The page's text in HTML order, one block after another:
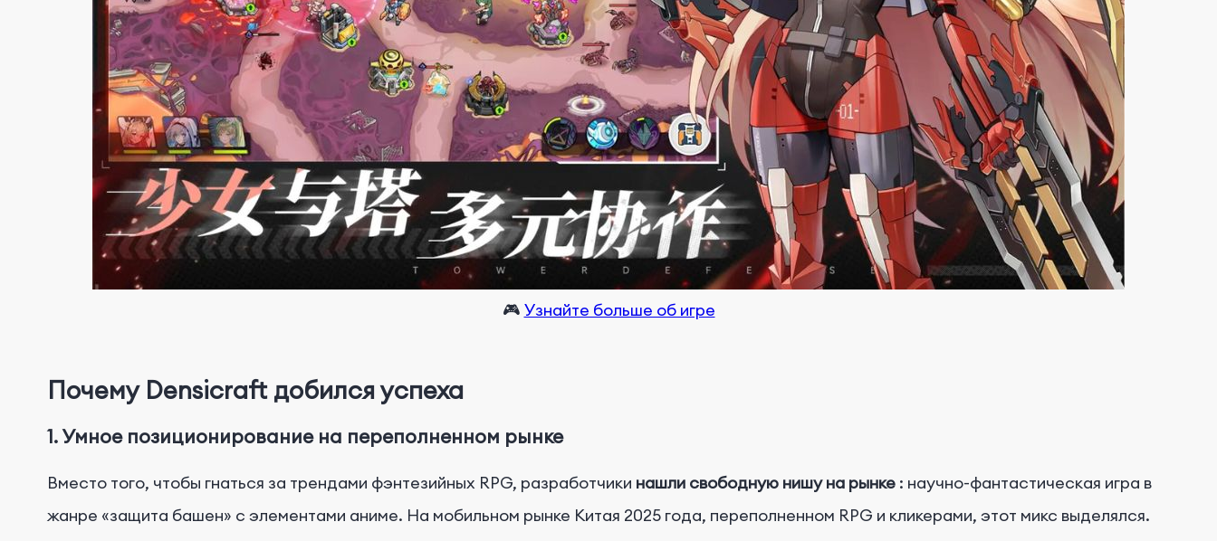
🎮 Узнайте больше об игре
Почему Densicraft добился успеха
1.Умное позиционирование на переполненном рынке
Вместо того, чтобы гнаться за трендами фэнтезийных RPG, разработчики нашли свободную нишу на рынке : научно-фантастическая игра в
жанре «защита башен» с элементами аниме. На мобильном рынке Китая 2025 года, переполненном RPG и кликерами, этот микс выделялся.